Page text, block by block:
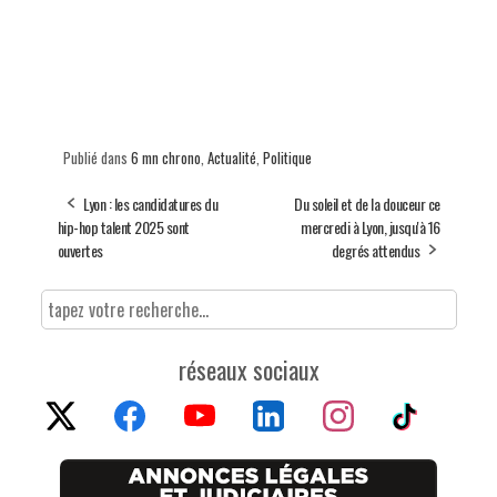
Publié dans 6 mn chrono Actualité Politique
Lyon : les candidatures du
hip-hop talent 2025 sont
ouvertes
Du soleil et de la douceur ce
mercredi à Lyon, jusqu'à 16
degrés attendus
réseaux sociaux